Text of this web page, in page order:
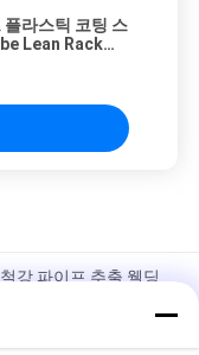
라스틱 코팅 스
Lean Rack
강 파이프 추출 웰딩